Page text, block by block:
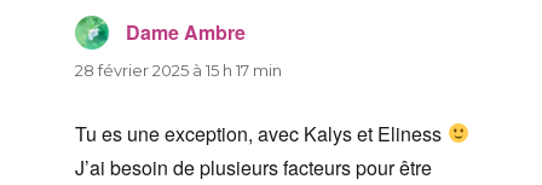
Dame Ambre
28 février 2025 à 15 h 17 min
Tu es une exception, avec Kalys et Eliness
J’ai besoin de plusieurs facteurs pour être